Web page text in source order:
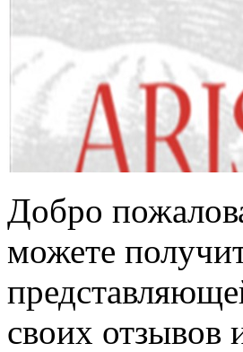
Добро
можете
своих отзывов